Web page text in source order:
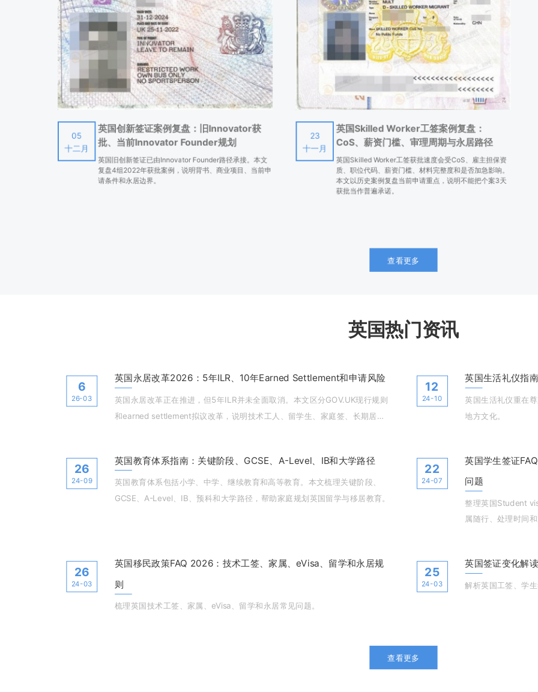
4、医疗费用资助：免费药物费，牙科医疗，验眼，配眼镜，或者隐形眼镜。
☛ 七、社会基金
从日常的收入中，有困难支付若干费用的人士，包括怀孕，应急支出，免息贷款，社区护理津贴等等。
05
十二月
英国创新签证案例复盘：旧Innovator获
批、当前Innovator Founder规划
英国旧创新签证已由Innovator Founder路径承接。本文
复盘4组2022年获批案例，说明背书、商业项目、当前申
请条件和永居边界。
23
十一月
英国Skilled Worker工签案例复盘：
CoS、薪资门槛、审理周期与永居路径
英国Skilled Worker工签获批速度会受CoS、雇主担保资
质、职位代码、薪资门槛、材料完整度和是否加急影响。
本文以历史案例复盘当前申请重点，说明不能把个案3天
获批当作普遍承诺。
查看更多
英国热门资讯
6
26-03
英国永居改革2026：5年ILR、10年Earned Settlement和申请风险
英国永居改革正在推进，但5年ILR并未全面取消。本文区分GOV.UK现行规则
和earned settlement拟议改革，说明技术工人、留学生、家庭签、长期居住
12
24-10
英国生活礼仪指
英国生活礼仪重在
地方文化。
26
24-09
英国教育体系指南：关键阶段、GCSE、A-Level、IB和大学路径
英国教育体系包括小学、中学、继续教育和高等教育。本文梳理关键阶段、
GCSE、A-Level、IB、预科和大学路径，帮助家庭规划英国留学与移居教育。
22
24-07
英国学生签证
问题
整理英国Student
属随行、处理时间和
26
24-03
英国移民政策FAQ 2026：技术工签、家属、eVisa、留学和永居规
则
梳理英国技术工签、家属、eVisa、留学和永居常见问题。
25
24-03
英国签证变化解
解析英国工签、学
查看更多